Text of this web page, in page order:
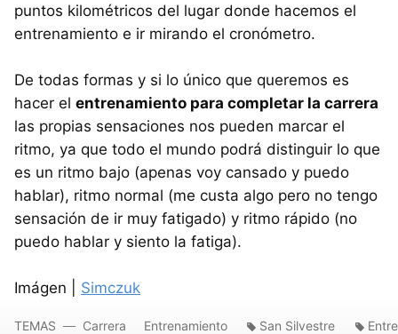
puntos kilométricos del lugar donde hacemos el
entrenamiento e ir mirando el cronómetro.
De todas formas y si lo único que queremos es
hacer el entrenamiento para completar la carrera
las propias sensaciones nos pueden marcar el
ritmo, ya que todo el mundo podrá distinguir lo que
es un ritmo bajo (apenas voy cansado y puedo
hablar), ritmo normal (me custa algo pero no tengo
sensación de ir muy fatigado) y ritmo rápido (no
puedo hablar y siento la fatiga).
Imágen | Simczuk
TEMAS Carrera Entrenamiento San Silvestre